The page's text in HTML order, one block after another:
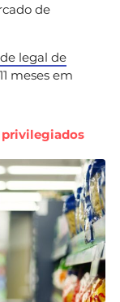
de
legal de
meses em
privilegiados